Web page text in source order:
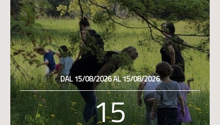
DAL 15/08/2026 AL 15/08/2026
15